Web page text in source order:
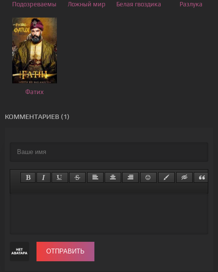
Подозреваемый Ложный мир Белая гвоздика Разлука
Фатих
КОММЕНТАРИЕВ (1)
ОТПРАВИТЬ